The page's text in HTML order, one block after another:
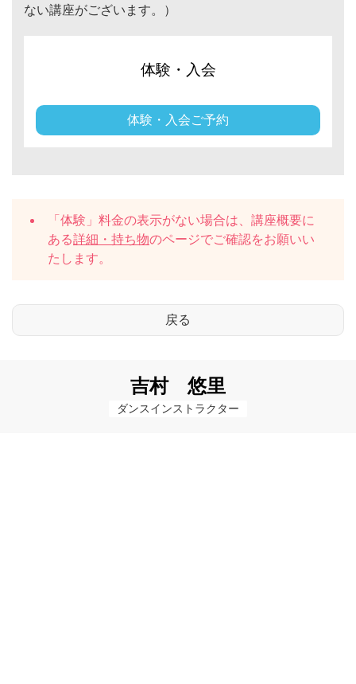
ない講座がございます。）
体験・入会
体験・入会ご予約
「体験」料金の表示がない場合は、講座概要に
ある詳細・持ち物のページでご確認をお願いい
たします。
吉村 悠里
ダンスインストラクター